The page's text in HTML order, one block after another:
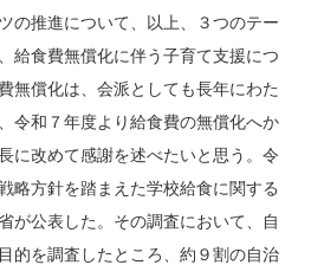
の推進について、以上、３つのテー
給食費無償化に伴う子育て支援につ
無償化は、会派としても長年にわた
令和７年度より給食費の無償化へか
に改めて感謝を述べたいと思う。令
略方針を踏まえた学校給食に関する
が公表した。その調査において、自
的を調査したところ、約９割の自治